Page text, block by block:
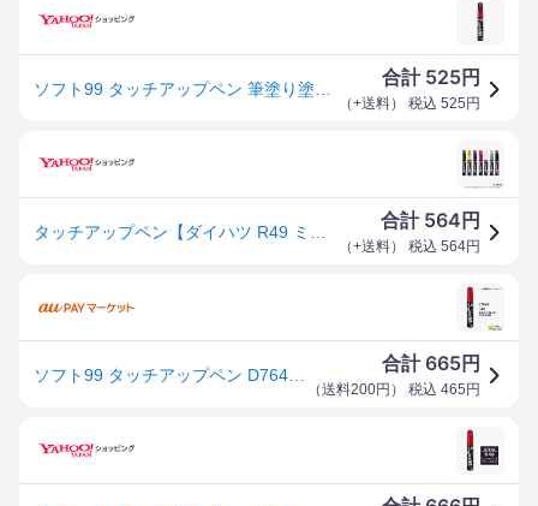
合計 525円
（+送料） 税込 525 円
合計 564 円
（+送料） 税込 564円
合計665円
（送料200円 ） 税込 465 円